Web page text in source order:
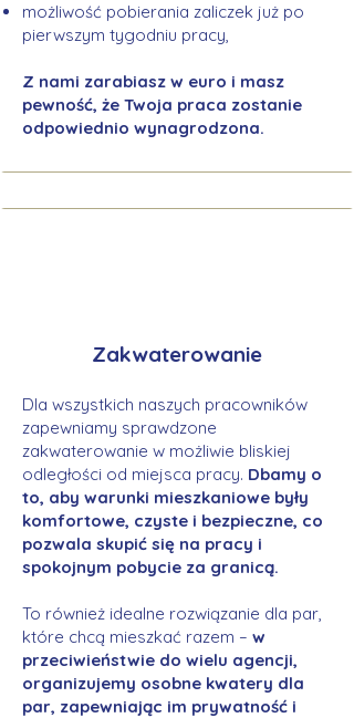
możliwość pobierania zaliczek już po
pierwszym tygodniu pracy,
Z nami zarabiasz w euro i masz
pewność, że Twoja praca zostanie
odpowiednio wynagrodzona.
Zakwaterowanie
Dla wszystkich naszych pracowników
zapewniamy sprawdzone
zakwaterowanie w możliwie bliskiej
odległości od miejsca pracy. Dbamy o
to, aby warunki mieszkaniowe były
komfortowe, czyste i bezpieczne, co
pozwala skupić się na pracy i
spokojnym pobycie za granicą.
To również idealne rozwiązanie dla par,
które chcą mieszkać razem – w
przeciwieństwie do wielu agencji,
organizujemy osobne kwatery dla
par, zapewniając im prywatność i